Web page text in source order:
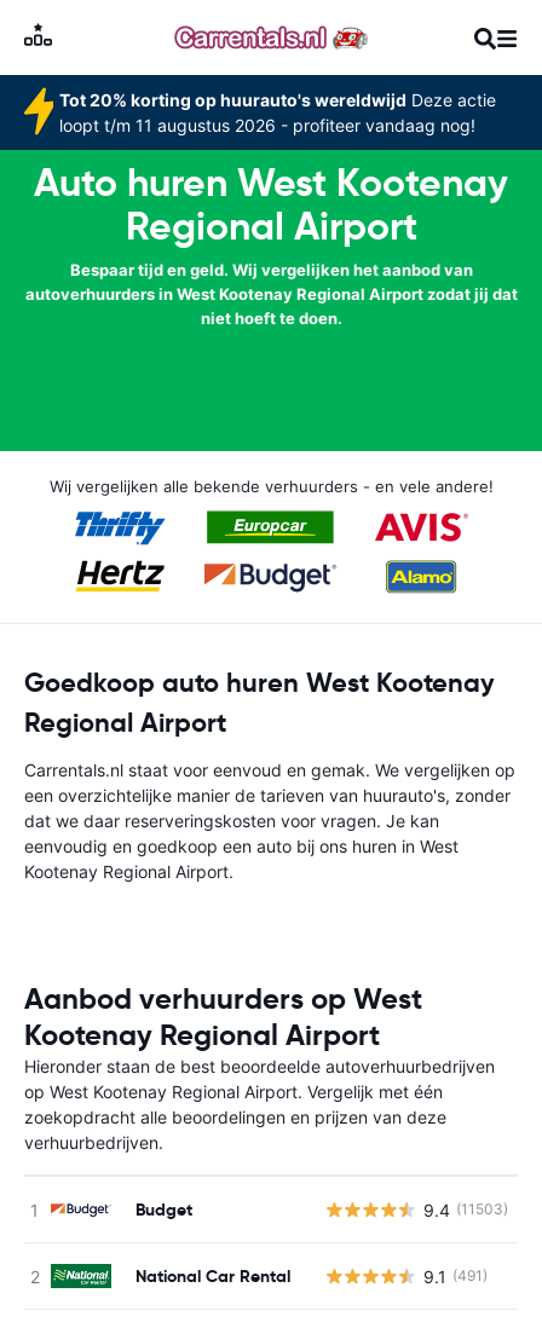
Tot 20% korting op huurauto's wereldwijd Deze actie
loopt t/m 11 augustus 2026 - profiteer vandaag nog!
Auto huren West Kootenay
Regional Airport
Bespaar tijd en geld. Wij vergelijken het aanbod van
autoverhuurders in West Kootenay Regional Airport zodat jij dat
niet hoeft te doen.
Wij vergelijken alle bekende verhuurders - en vele andere!
Goedkoop auto huren West Kootenay
Regional Airport
Carrentals.nl staat voor eenvoud en gemak. We vergelijken op
een overzichtelijke manier de tarieven van huurauto's, zonder
dat we daar reserveringskosten voor vragen. Je kan
eenvoudig en goedkoop een auto bij ons huren in West
Kootenay Regional Airport.
Aanbod verhuurders op West
Kootenay Regional Airport
Hieronder staan de best beoordeelde autoverhuurbedrijven
op West Kootenay Regional Airport. Vergelijk met één
zoekopdracht alle beoordelingen en prijzen van deze
verhuurbedrijven.
Budget 9.4 (11503)
National Car Rental 9.1 (491)